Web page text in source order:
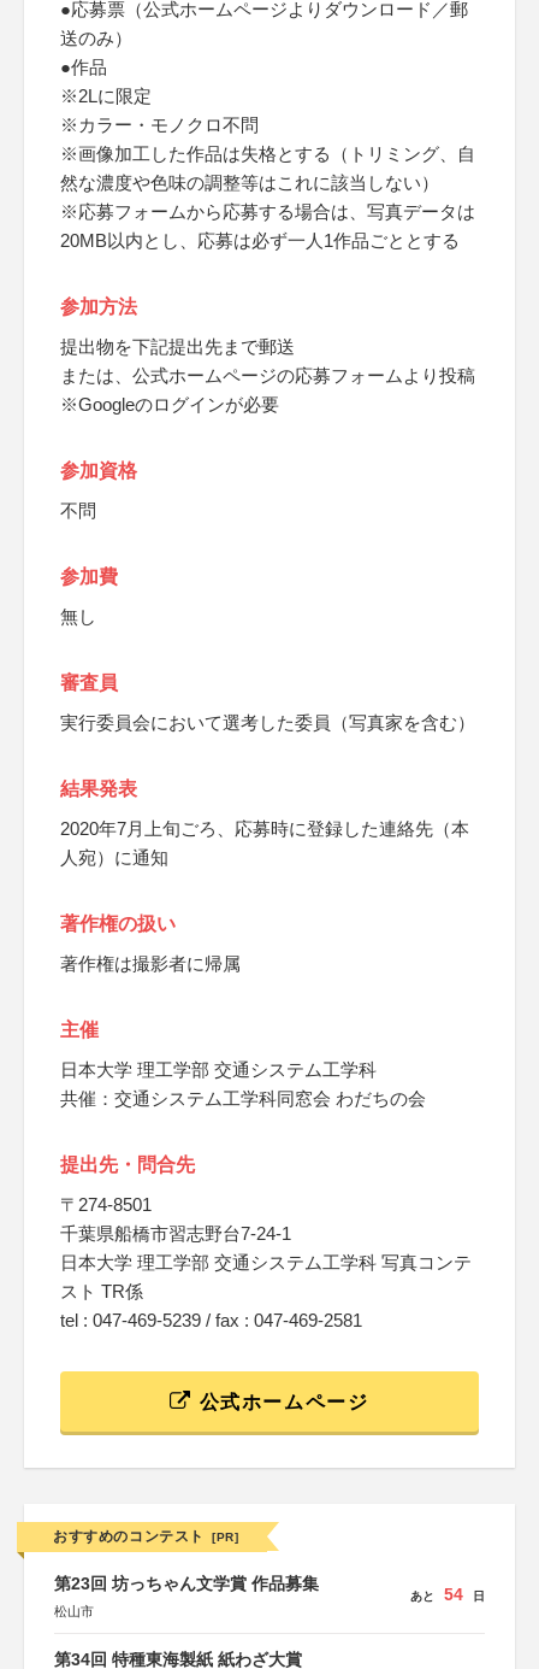
●応募票（公式ホームページよりダウンロード／郵
送のみ）
●作品
※2Lに限定
※カラー・モノクロ不問
※画像加工した作品は失格とする（トリミング、自
然な濃度や色味の調整等はこれに該当しない）
※応募フォームから応募する場合は、写真データは
20MB以内とし、応募は必ず一人1作品ごととする
参加方法
提出物を下記提出先まで郵送
または、公式ホームページの応募フォームより投稿
※Googleのログインが必要
参加資格
不問
参加費
無し
審査員
実行委員会において選考した委員（写真家を含む）
結果発表
2020年7月上旬ごろ、応募時に登録した連絡先（本
人宛）に通知
著作権の扱い
著作権は撮影者に帰属
主催
日本大学 理工学部 交通システム工学科
共催：交通システム工学科同窓会 わだちの会
提出先・問合先
〒274-8501
千葉県船橋市習志野台7-24-1
日本大学 理工学部 交通システム工学科 写真コンテ
スト TR係
tel : 047-469-5239 / fax : 047-469-2581
公式ホームページ
おすすめのコンテスト [PR]
第23回 坊っちゃん文学賞 作品募集
松山市
あと 54 日
第34回 特種東海製紙 紙わざ大賞